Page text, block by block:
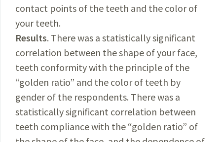
contact points of the teeth and the color of
your teeth.
Results. There was a statistically significant
correlation between the shape of your face,
teeth conformity with the principle of the
“golden ratio” and the color of teeth by
gender of the respondents. There was a
statistically significant correlation between
teeth compliance with the “golden ratio” of